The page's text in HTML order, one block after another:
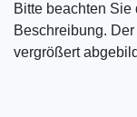
Bitte beachten
Beschreibung.
vergrößert